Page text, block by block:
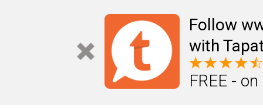
Follow
with
FREE -